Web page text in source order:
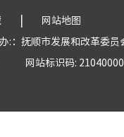
|
网站地图
:：抚顺市发展和改革委员
网站标识码: